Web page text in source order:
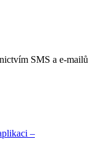
SMS a e-mailů
–